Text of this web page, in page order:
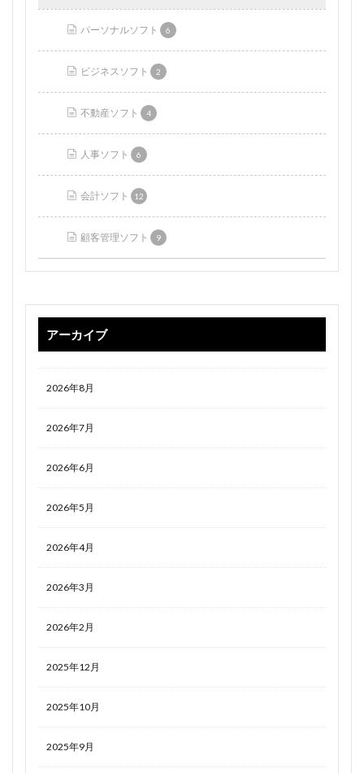
パーソナルソフト 6
ビジネスソフト 2
不動産ソフト 4
人事ソフト 6
会計ソフト 12
顧客管理ソフト 9
アーカイブ
2026年8月
2026年7月
2026年6月
2026年5月
2026年4月
2026年3月
2026年2月
2025年12月
2025年10月
2025年9月